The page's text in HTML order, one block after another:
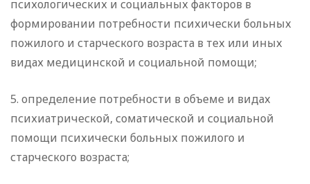
психологических и социальных факторов в
формировании потребности психически больных
пожилого и старческого возраста в тех или иных
видах медицинской и социальной помощи;
5. определение потребности в объеме и видах
психиатрической, соматической и социальной
помощи психически больных пожилого и
старческого возраста;